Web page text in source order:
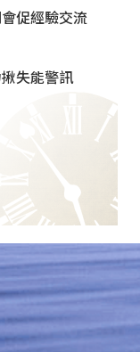
促經驗交流
失能警訊